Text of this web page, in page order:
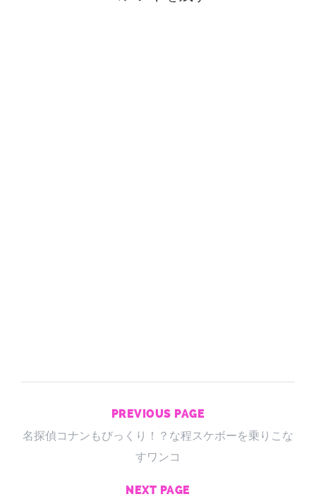
PREVIOUS PAGE
名探偵コナンもびっくり！？な程スケボーを乗りこな
すワンコ
NEXT PAGE